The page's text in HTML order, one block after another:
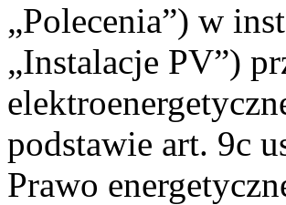
„Polecenia”) w
„Instalacje PV”)
podstawie art. 9c
Prawo